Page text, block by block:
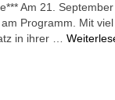
Am 21.
Programm. Mit
in ihrer …